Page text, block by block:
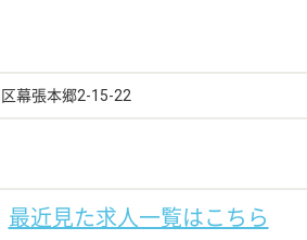
幕張本郷2-15-22
最近見た求人一覧はこちら